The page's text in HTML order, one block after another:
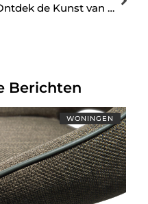
Ontdek de Kunst van Kunstschilder in Etten-Leur
Berichten
WONINGEN